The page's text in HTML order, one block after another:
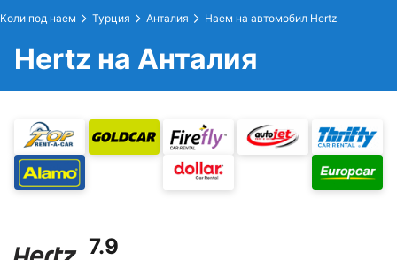
Коли под наем Турция Анталия Наем на автомобил Hertz
Hertz на Анталия
7.9